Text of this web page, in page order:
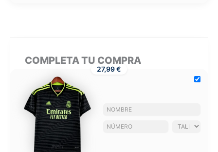
COMPLETA TU COMPRA
27,99 €